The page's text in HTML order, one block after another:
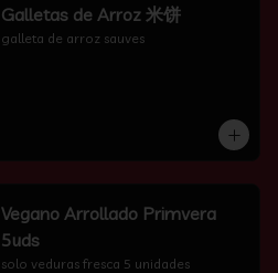
Galletas de Arroz 米饼
galleta de arroz sauves
Vegano Arrollado Primvera
5uds
solo veduras fresca 5 unidades